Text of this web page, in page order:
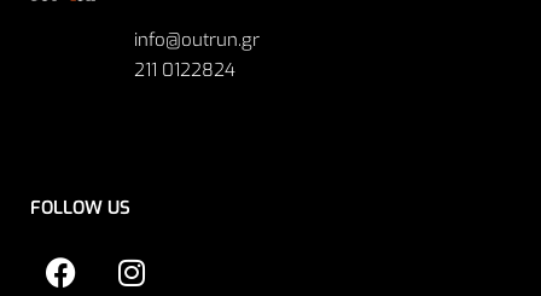
info@outrun.gr
211 0122824
FOLLOW US